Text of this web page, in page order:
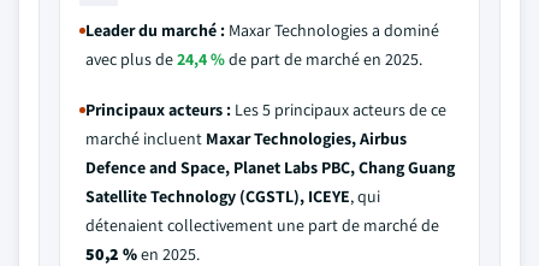
Leader du marché : Maxar Technologies a dominé
avec plus de24,4 %de part de marché en 2025.
Principaux acteurs : Les 5 principaux acteurs de ce
marché incluent Maxar Technologies, Airbus
Defence and Space, Planet Labs PBC, Chang Guang
Satellite Technology (CGSTL), ICEYE, qui
détenaient collectivement une part de marché de
50,2 %en 2025.